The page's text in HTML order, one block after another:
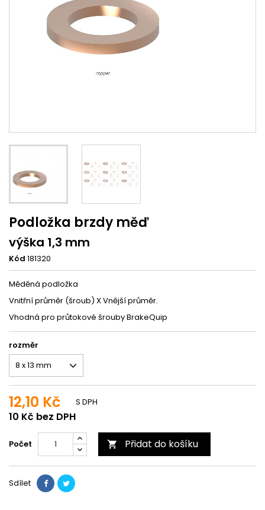
Podložka brzdy měď
výška 1,3 mm
Kód 181320
Měděná podložka
Vnitřní průměr (šroub) X Vnější průměr.
Vhodná pro průtokové šrouby BrakeQuip
rozměr
12,10 Kč
10 Kč bez DPH
S DPH
Počet  Přidat do košíku
Sdílet